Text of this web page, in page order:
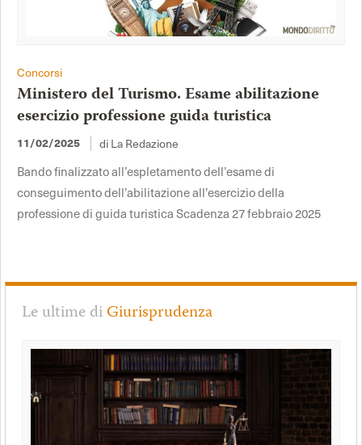
Concorsi
Ministero del Turismo. Esame abilitazione
esercizio professione guida turistica
11/02/2025 di La Redazione
Bando finalizzato all’espletamento dell’esame di
conseguimento dell’abilitazione all’esercizio della
professione di guida turistica Scadenza 27 febbraio 2025
Le ultime diGiurisprudenza